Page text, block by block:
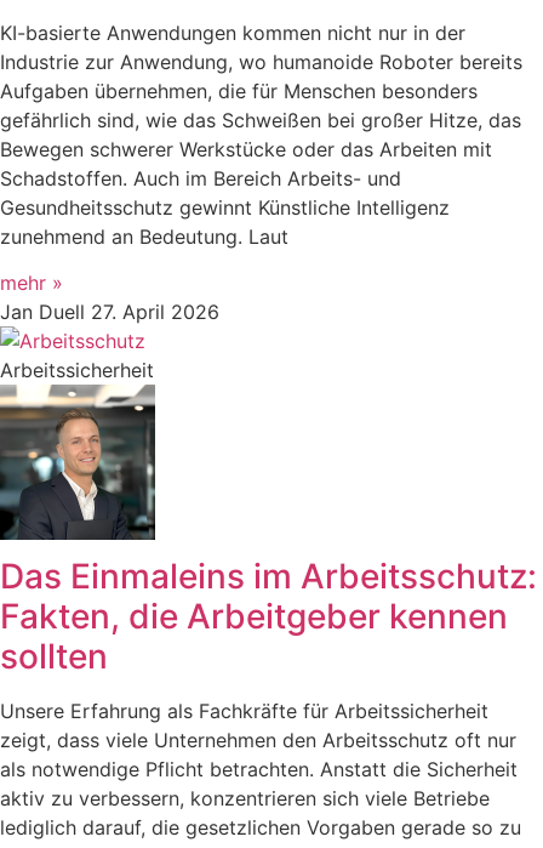
KI-basierte Anwendungen kommen nicht nur in der
Industrie zur Anwendung, wo humanoide Roboter bereits
Aufgaben übernehmen, die für Menschen besonders
gefährlich sind, wie das Schweißen bei großer Hitze, das
Bewegen schwerer Werkstücke oder das Arbeiten mit
Schadstoffen. Auch im Bereich Arbeits- und
Gesundheitsschutz gewinnt Künstliche Intelligenz
zunehmend an Bedeutung. Laut
mehr »
Jan Duell 27. April 2026
Arbeitssicherheit
Das Einmaleins im Arbeitsschutz:
Fakten, die Arbeitgeber kennen
sollten
Unsere Erfahrung als Fachkräfte für Arbeitssicherheit
zeigt, dass viele Unternehmen den Arbeitsschutz oft nur
als notwendige Pflicht betrachten. Anstatt die Sicherheit
aktiv zu verbessern, konzentrieren sich viele Betriebe
lediglich darauf, die gesetzlichen Vorgaben gerade so zu